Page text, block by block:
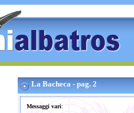
La Bacheca - pag. 2
Messaggi vari: